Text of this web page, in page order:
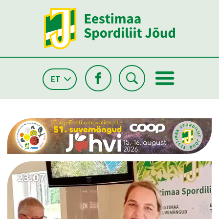
ET
26.05